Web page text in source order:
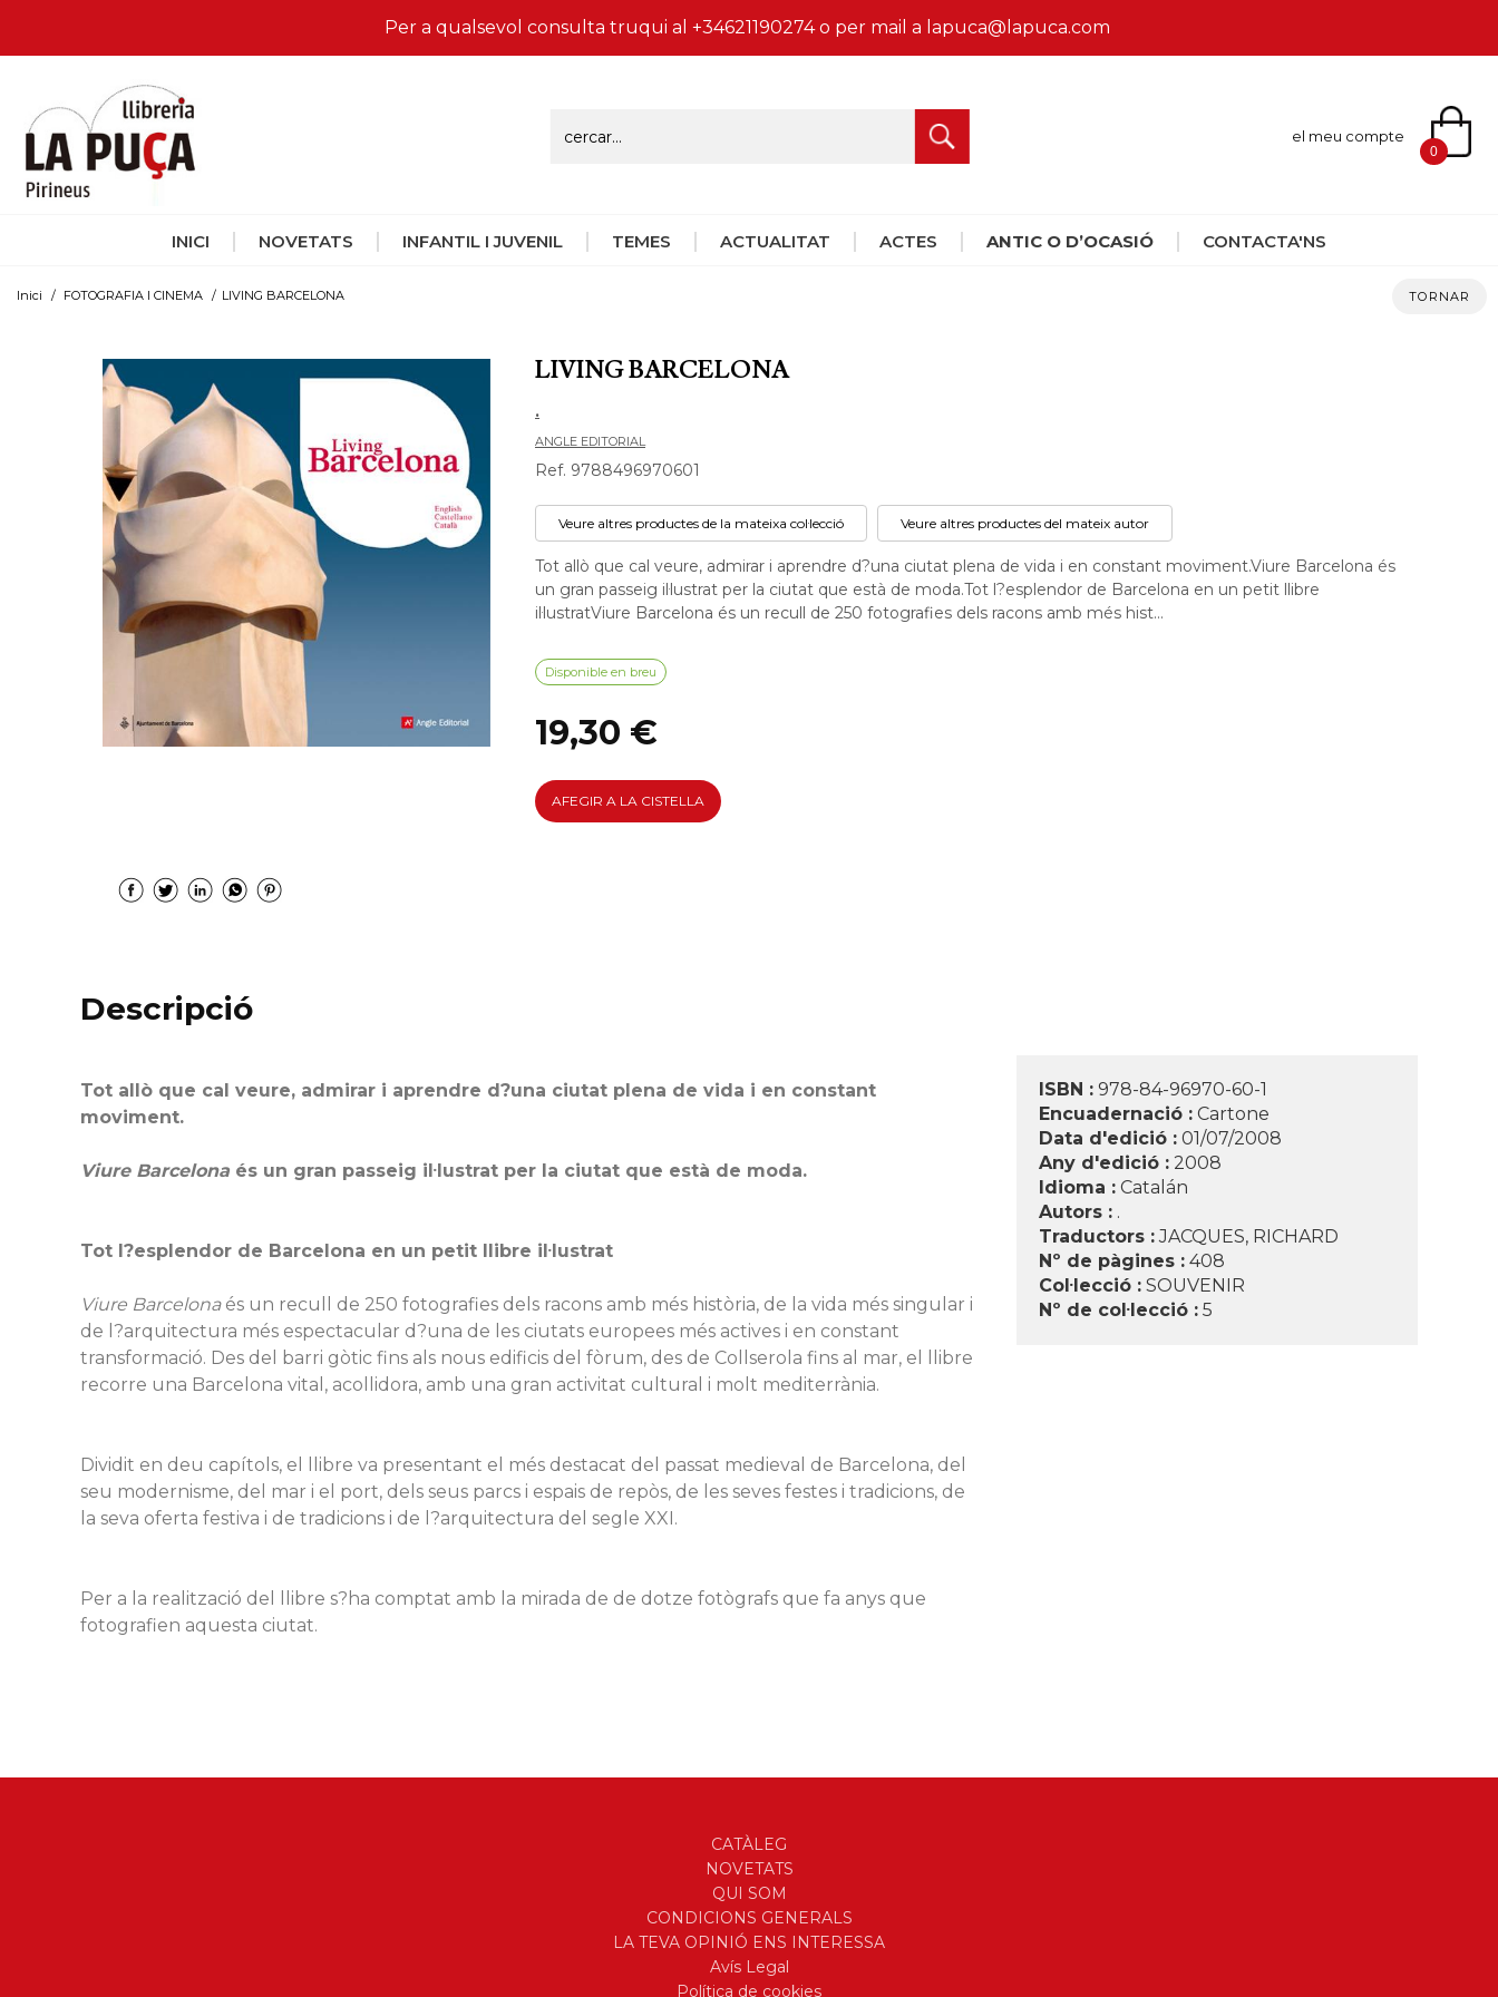
Per a qualsevol consulta truqui al +34621190274 o per mail a lapuca@lapuca.com
el meu compte
0
INICI NOVETATS INFANTIL I JUVENIL TEMES ACTUALITAT ACTES ANTIC O D’OCASIÓ CONTACTA'NS
Inici / FOTOGRAFIA I CINEMA / LIVING BARCELONA TORNAR
LIVING BARCELONA
.
ANGLE EDITORIAL
Ref. 9788496970601
Veure altres productes de la mateixa col·lecció Veure altres productes del mateix autor
Tot allò que cal veure, admirar i aprendre d?una ciutat plena de vida i en constant moviment.Viure Barcelona és
un gran passeig il·lustrat per la ciutat que està de moda.Tot l?esplendor de Barcelona en un petit llibre
il·lustratViure Barcelona és un recull de 250 fotografies dels racons amb més hist...
Disponible en breu
19,30 €
AFEGIR A LA CISTELLA
Descripció
ISBN : 978-84-96970-60-1
Encuadernació : Cartone
Data d'edició : 01/07/2008
Any d'edició : 2008
Idioma : Catalán
Autors : .
Traductors : JACQUES, RICHARD
Nº de pàgines : 408
Col·lecció : SOUVENIR
Nº de col·lecció : 5
Tot allò que cal veure, admirar i aprendre d?una ciutat plena de vida i en constant
moviment.
Viure Barcelona és un gran passeig il·lustrat per la ciutat que està de moda.
Tot l?esplendor de Barcelona en un petit llibre il·lustrat
Viure Barcelonaés un recull de 250 fotografies dels racons amb més història, de la vida més singular i
de l?arquitectura més espectacular d?una de les ciutats europees més actives i en constant
transformació. Des del barri gòtic fins als nous edificis del fòrum, des de Collserola fins al mar, el llibre
recorre una Barcelona vital, acollidora, amb una gran activitat cultural i molt mediterrània.
Dividit en deu capítols, el llibre va presentant el més destacat del passat medieval de Barcelona, del
seu modernisme, del mar i el port, dels seus parcs i espais de repòs, de les seves festes i tradicions, de
la seva oferta festiva i de tradicions i de l?arquitectura del segle XXI.
Per a la realització del llibre s?ha comptat amb la mirada de de dotze fotògrafs que fa anys que
fotografien aquesta ciutat.
CATÀLEG
NOVETATS
QUI SOM
CONDICIONS GENERALS
LA TEVA OPINIÓ ENS INTERESSA
Avís Legal
Política de cookies